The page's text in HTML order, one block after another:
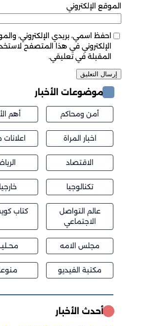
الموقع الإلكتروني
احفظ اسمي، بريدي الإلكتروني،
الإلكتروني في هذا المتصفح
المقبلة في تعليقي.
موضوعات الأخبار
أمن ومحاكم أهم
اخبار المراة
الاقتصاد
تكنالوجيا
عالم التواصل
الاجتماعي
كتاب
مجلس الامه
مكتبة الفيديو
أحدث الأخبار